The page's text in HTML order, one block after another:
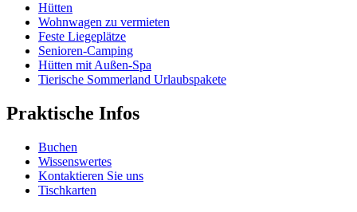
Hütten
Wohnwagen zu vermieten
Feste Liegeplätze
Senioren-Camping
Hütten mit Außen-Spa
Tierische Sommerland Urlaubspakete
Praktische Infos
Buchen
Wissenswertes
Kontaktieren Sie uns
Tischkarten